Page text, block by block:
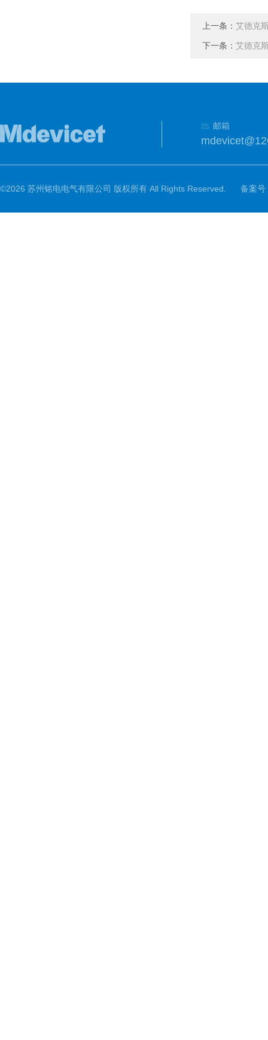
上一条： 艾德克
下一条： 艾德克
邮箱
©2026 苏州铭电电气有限公司 版权所有 All Rights Reserved. 备案号